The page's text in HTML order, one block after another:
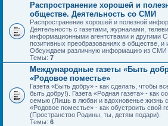
Распространение хорошей и
обществе. Деятельность со СМИ
Распространение хорошей и полезной
Деятельность с газетами, журналами,
информационными агентствами и
позитивных преобразованиях в обществе, и
Обсуждаем различную информацию из СМИ
Темы: 7
Международные газеты «Быть
«Родовое поместье»
Газета «Быть добру» - как сделать, чтобы
быть добру!). Газета «Родная газета» - как
семью (Лишь в любви и вдохновенье жизнь
«Родовое поместье» - как обустроить свой
(Пространство Родины, ты, детям подари).
Темы: 6